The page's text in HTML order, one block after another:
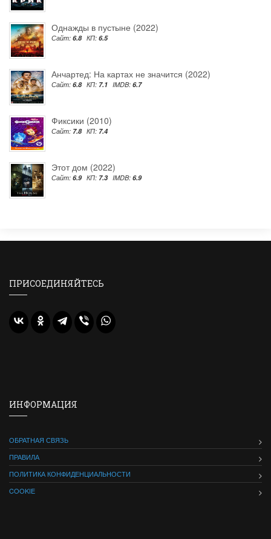
Однажды в пустыне (2022)
Сайт: 6.8 КП: 6.5
Анчартед: На картах не значится (2022)
Сайт: 6.8 КП: 7.1 IMDB: 6.7
Фиксики (2010)
Сайт: 7.8 КП: 7.4
Этот дом (2022)
Сайт: 6.9 КП: 7.3 IMDB: 6.9
ПРИСОЕДИНЯЙТЕСЬ
ИНФОРМАЦИЯ
ОБРАТНАЯ СВЯЗЬ
ПРАВИЛА
ПОЛИТИКА КОНФИДЕНЦИАЛЬНОСТИ
COOKIE